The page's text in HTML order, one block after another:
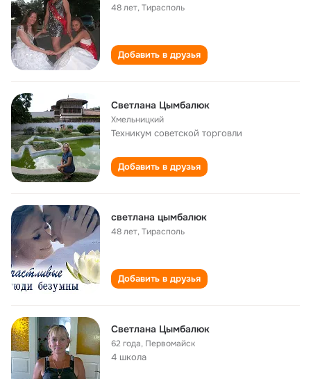
48 лет,Тирасполь
Добавить в друзья
Светлана Цымбалюк
Хмельницкий
Техникум советской торговли
Добавить в друзья
светлана цымбалюк
48 лет,Тирасполь
Добавить в друзья
Светлана Цымбалюк
62 года, Первомайск
4 школа